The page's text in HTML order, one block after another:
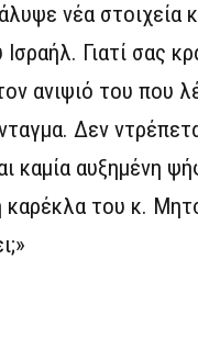
νέα στοιχεία
Γιατί σας
ανιψιό του που
Δεν
καμία αυξημένη
καρέκλα του κ.